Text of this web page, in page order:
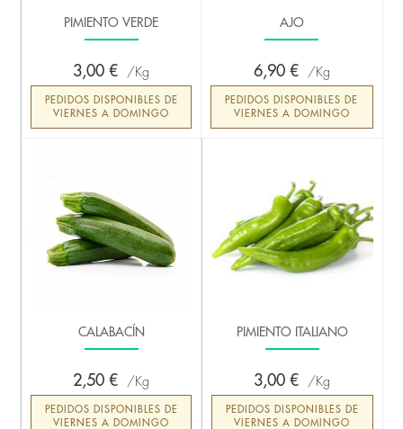
PIMIENTO VERDE
3,00 € Kg
PEDIDOS DISPONIBLES DE
VIERNES A DOMINGO
AJO
6,90 € Kg
PEDIDOS DISPONIBLES DE
VIERNES A DOMINGO
CALABACÍN
2,50 € Kg
PEDIDOS DISPONIBLES DE
VIERNES A DOMINGO
PIMIENTO ITALIANO
3,00 € Kg
PEDIDOS DISPONIBLES DE
VIERNES A DOMINGO